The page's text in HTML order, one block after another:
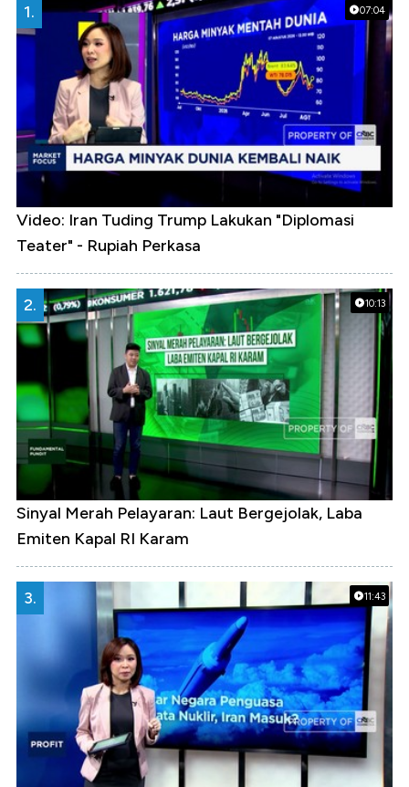
07:04
1.
Video: Iran Tuding Trump Lakukan "Diplomasi
Teater" - Rupiah Perkasa
10:13
2.
Sinyal Merah Pelayaran: Laut Bergejolak, Laba
Emiten Kapal RI Karam
11:43
3.